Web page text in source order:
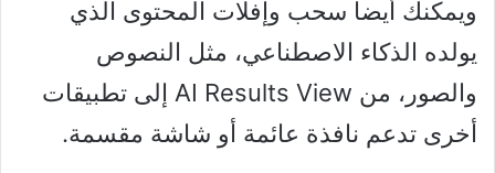
ويمكنك أيضا سحب وإفلات المحتوى الذي
يولده الذكاء الاصطناعي، مثل النصوص
والصور، من AI Results View إلى تطبيقات
أخرى تدعم نافذة عائمة أو شاشة مقسمة.